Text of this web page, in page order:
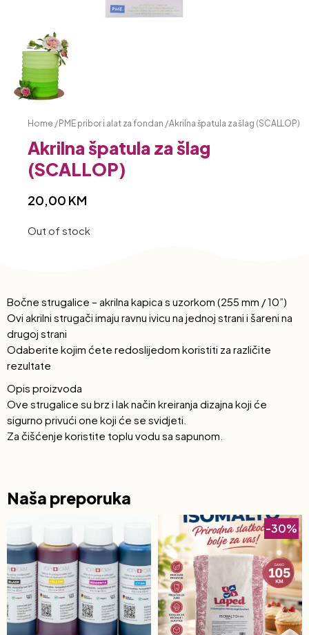
Home / PME pribor i alat za fondan / Akrilna špatula za šlag (SCALLOP)
Akrilna špatula za šlag
(SCALLOP)
20,00 KM
Out of stock
Bočne strugalice – akrilna kapica s uzorkom (255 mm / 10”)
Ovi akrilni strugači imaju ravnu ivicu na jednoj strani i šareni na
drugoj strani
Odaberite kojim ćete redoslijedom koristiti za različite
rezultate
Opis proizvoda
Ove strugalice su brz i lak način kreiranja dizajna koji će
sigurno privući one koji će se svidjeti.
Za čišćenje koristite toplu vodu sa sapunom.
Naša preporuka
-30%